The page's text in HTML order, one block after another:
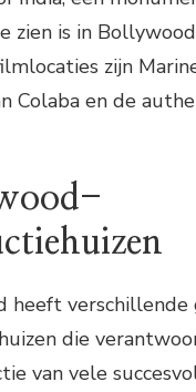
zien is in
zijn
Colaba en de
heeft verschillende
die
van vele